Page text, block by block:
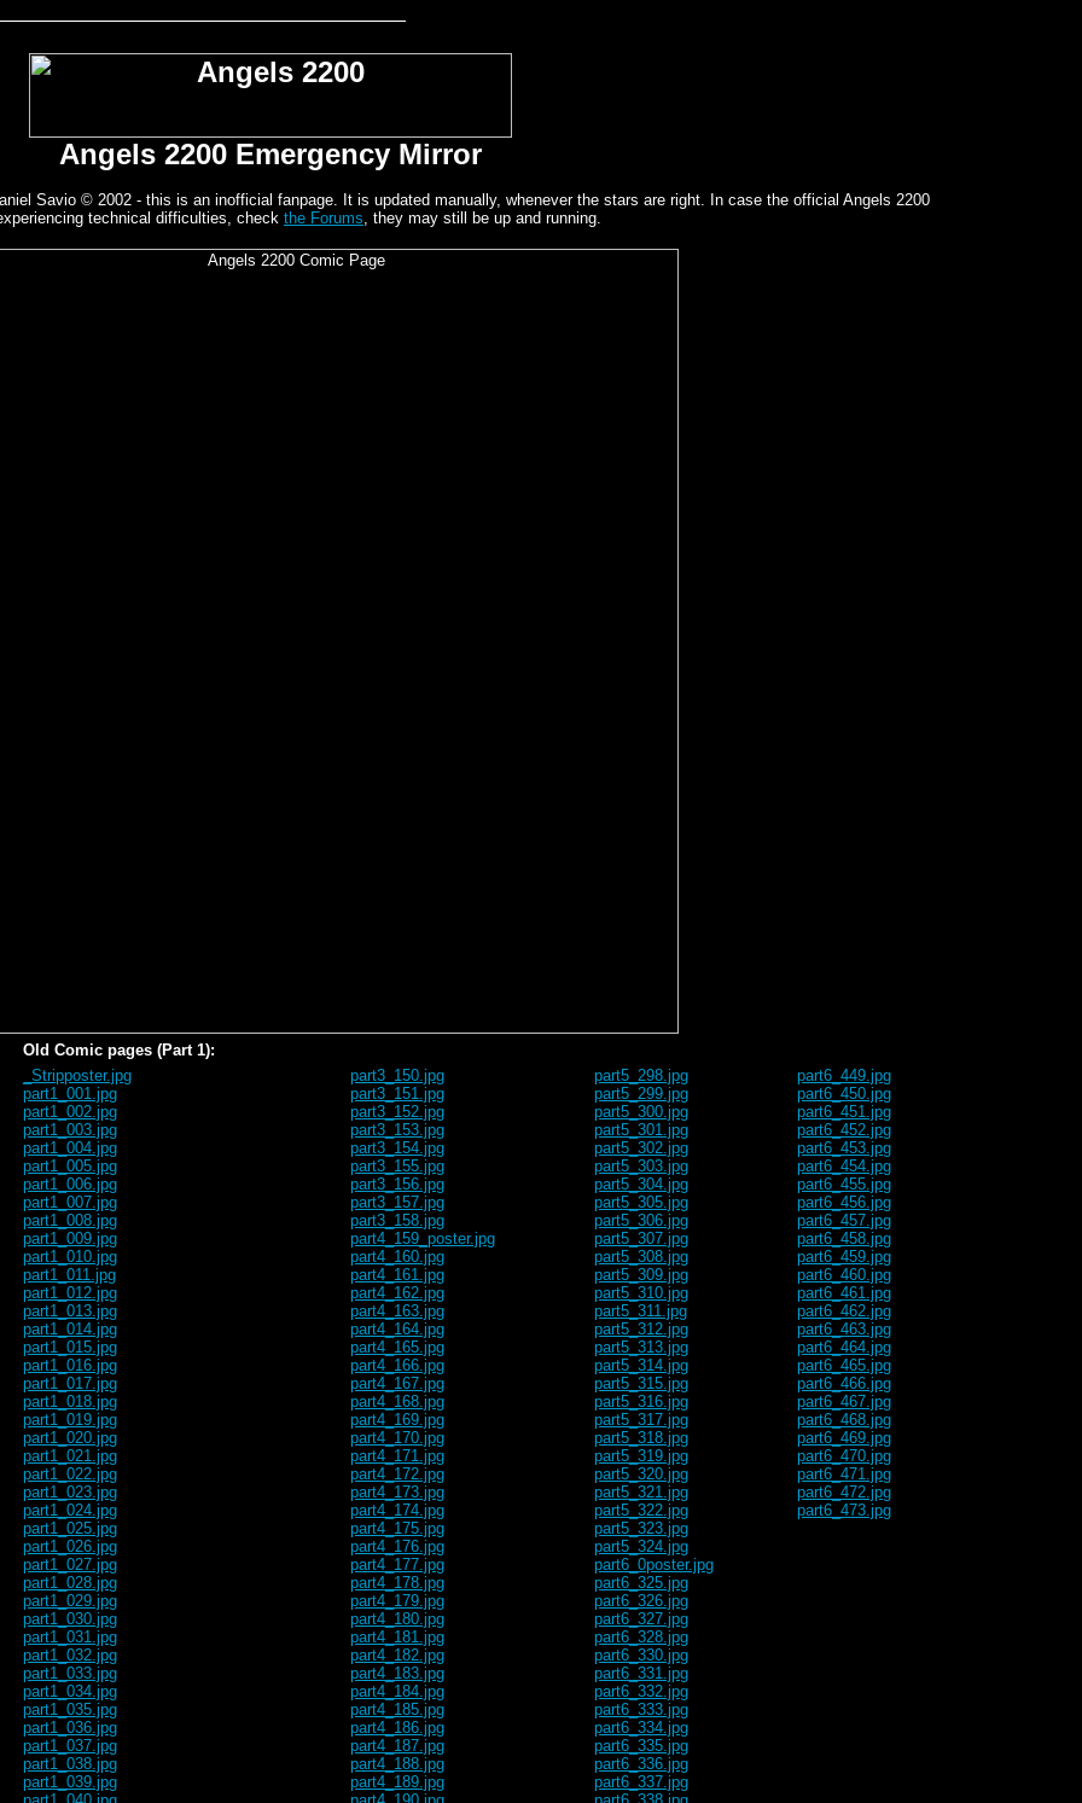
Angels 2200 Emergency Mirror
Savio © 2002 - this is an inofficial fanpage. It is updated manually, whenever the stars are right. In case the official Angels 2200
technical difficulties, check the Forums, they may still be up and running.
Old Comic pages (Part 1):
_Stripposter.jpg
part1_001.jpg
part1_002.jpg
part1_003.jpg
part1_004.jpg
part1_005.jpg
part1_006.jpg
part1_007.jpg
part1_008.jpg
part1_009.jpg
part1_010.jpg
part1_011.jpg
part1_012.jpg
part1_013.jpg
part1_014.jpg
part1_015.jpg
part1_016.jpg
part1_017.jpg
part1_018.jpg
part1_019.jpg
part1_020.jpg
part1_021.jpg
part1_022.jpg
part1_023.jpg
part1_024.jpg
part1_025.jpg
part1_026.jpg
part1_027.jpg
part1_028.jpg
part1_029.jpg
part1_030.jpg
part1_031.jpg
part1_032.jpg
part1_033.jpg
part1_034.jpg
part1_035.jpg
part1_036.jpg
part1_037.jpg
part1_038.jpg
part1_039.jpg
part3_150.jpg
part3_151.jpg
part3_152.jpg
part3_153.jpg
part3_154.jpg
part3_155.jpg
part3_156.jpg
part3_157.jpg
part3_158.jpg
part4_159_poster.jpg
part4_160.jpg
part4_161.jpg
part4_162.jpg
part4_163.jpg
part4_164.jpg
part4_165.jpg
part4_166.jpg
part4_167.jpg
part4_168.jpg
part4_169.jpg
part4_170.jpg
part4_171.jpg
part4_172.jpg
part4_173.jpg
part4_174.jpg
part4_175.jpg
part4_176.jpg
part4_177.jpg
part4_178.jpg
part4_179.jpg
part4_180.jpg
part4_181.jpg
part4_182.jpg
part4_183.jpg
part4_184.jpg
part4_185.jpg
part4_186.jpg
part4_187.jpg
part4_188.jpg
part4_189.jpg
part5_298.jpg
part5_299.jpg
part5_300.jpg
part5_301.jpg
part5_302.jpg
part5_303.jpg
part5_304.jpg
part5_305.jpg
part5_306.jpg
part5_307.jpg
part5_308.jpg
part5_309.jpg
part5_310.jpg
part5_311.jpg
part5_312.jpg
part5_313.jpg
part5_314.jpg
part5_315.jpg
part5_316.jpg
part5_317.jpg
part5_318.jpg
part5_319.jpg
part5_320.jpg
part5_321.jpg
part5_322.jpg
part5_323.jpg
part5_324.jpg
part6_0poster.jpg
part6_325.jpg
part6_326.jpg
part6_327.jpg
part6_328.jpg
part6_330.jpg
part6_331.jpg
part6_332.jpg
part6_333.jpg
part6_334.jpg
part6_335.jpg
part6_336.jpg
part6_337.jpg
part6_449.jpg
part6_450.jpg
part6_451.jpg
part6_452.jpg
part6_453.jpg
part6_454.jpg
part6_455.jpg
part6_456.jpg
part6_457.jpg
part6_458.jpg
part6_459.jpg
part6_460.jpg
part6_461.jpg
part6_462.jpg
part6_463.jpg
part6_464.jpg
part6_465.jpg
part6_466.jpg
part6_467.jpg
part6_468.jpg
part6_469.jpg
part6_470.jpg
part6_471.jpg
part6_472.jpg
part6_473.jpg